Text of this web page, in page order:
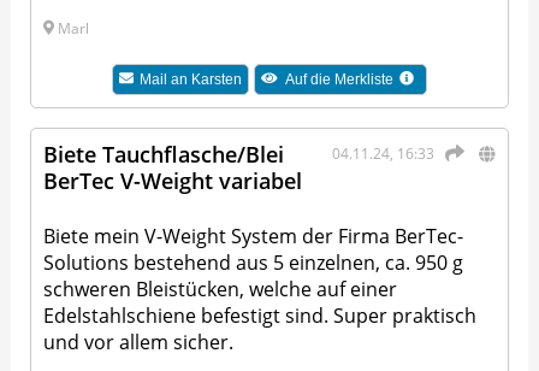
Marl
Mail an Karsten Auf die Merkliste
04.11.24, 16:33
Biete Tauchflasche/Blei
BerTec V-Weight variabel
Biete mein V-Weight System der Firma BerTec-
Solutions bestehend aus 5 einzelnen, ca. 950 g
schweren Bleistücken, welche auf einer
Edelstahlschiene befestigt sind. Super praktisch
und vor allem sicher.